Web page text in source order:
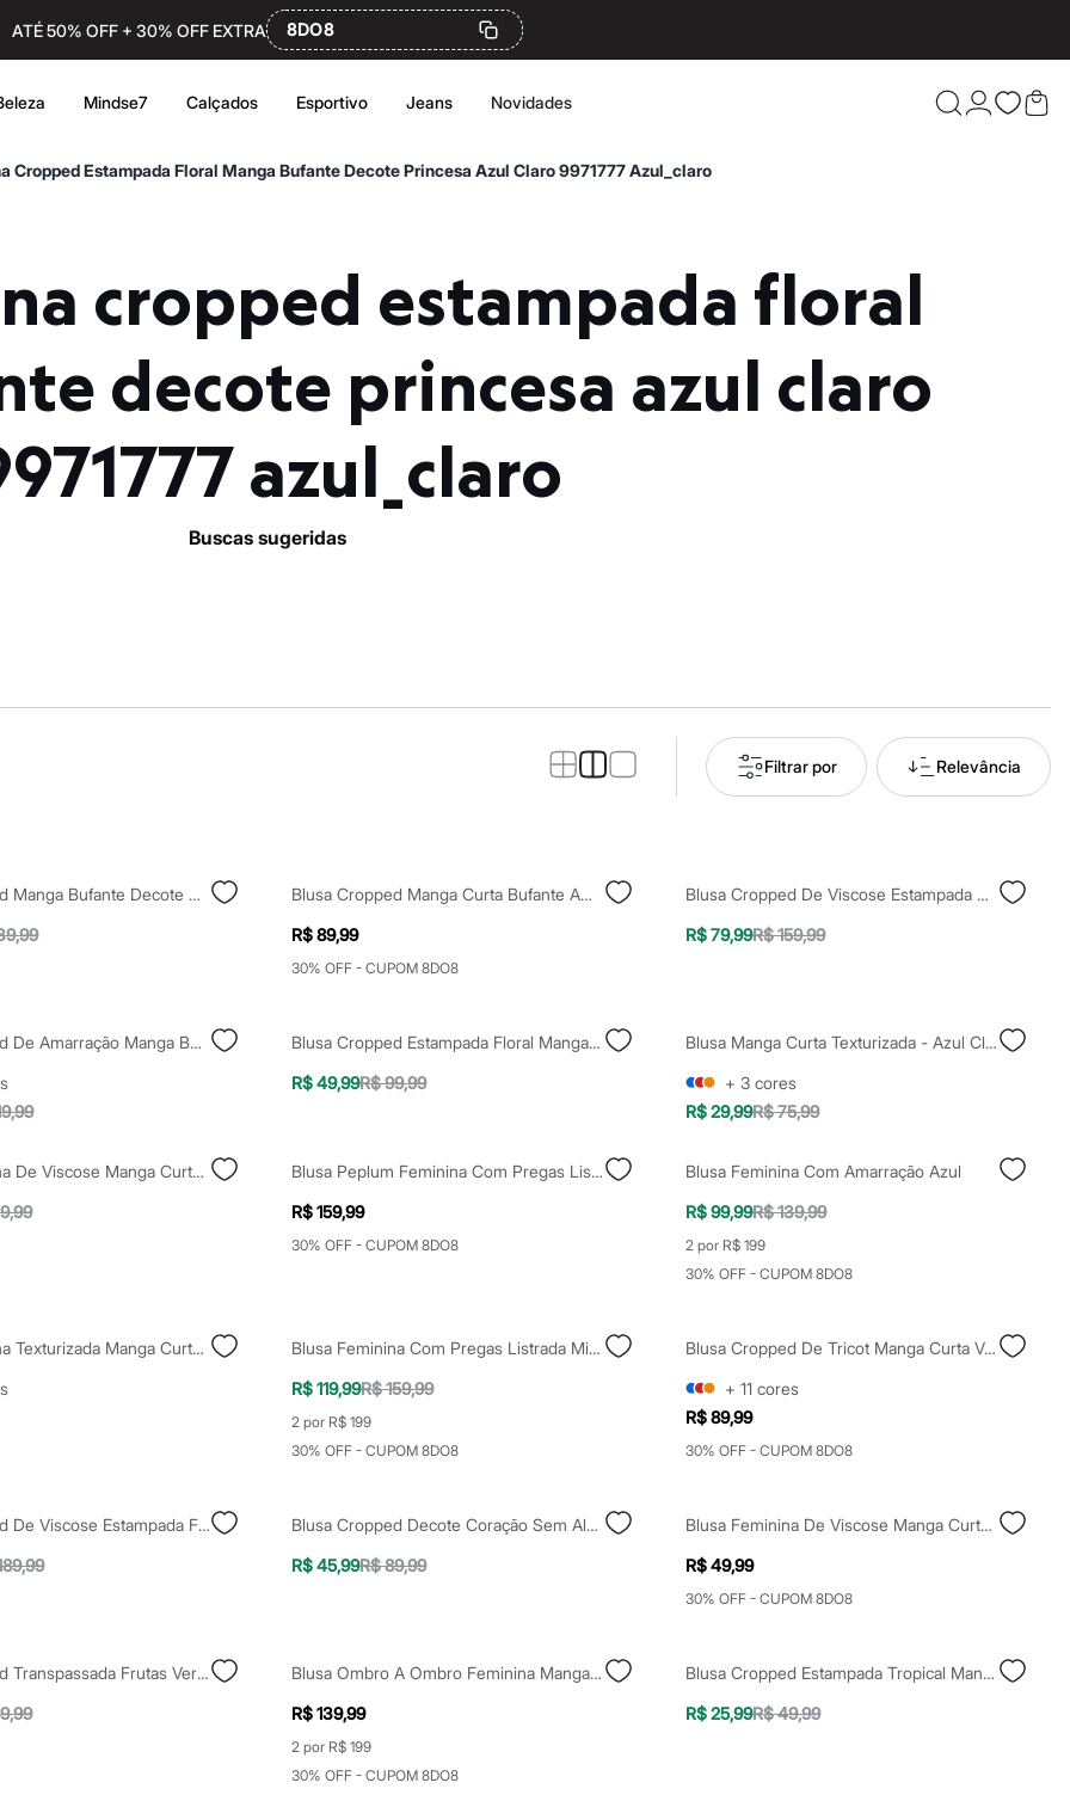
ATÉ 50% OFF + 30% OFF EXTRA 8DO8
Mindse7 Calçados Esportivo Jeans Novidades
Confira
Cropped Estampada Floral Manga Bufante Decote Princesa Azul Claro 9971777 Azul_claro
decote princesa azul claro
azul_claro
buscas sugeridas
Filtrar por Relevância
Blusa Cropped Manga Bufante Decote V Com Renda Azul Claro
Blusa Cropped Manga Curta Bufante Amarelo
R$ 89,99
30% OFF - CUPOM 8DO8
Blusa Cropped De Viscose Estampada Animal Print Manga Bufante Decote Princesa Além Dos Mares Salvador Preta Gil Marrom
R$ 79,99R$ 159,99
Blusa Cropped De Amarração Manga Bufante Decote V Azul Claro
Blusa Cropped Estampada Floral Manga Bufante Decote Reto Verde
R$ 49,99R$ 99,99
Blusa Manga Curta Texturizada - Azul Claro
+ 3 cores
R$ 29,99R$ 75,99
Blusa Feminina De Viscose Manga Curta Floral Verde
Blusa Peplum Feminina Com Pregas Listrada Mindset Azul
R$ 159,99
30% OFF - CUPOM 8DO8
Blusa Feminina Com Amarração Azul
R$ 99,99R$ 139,99
2 por R$ 199
30% OFF - CUPOM 8DO8
Blusa Feminina Texturizada Manga Curta Azul
Blusa Feminina Com Pregas Listrada Mindset Azul
R$ 119,99R$ 159,99
2 por R$ 199
30% OFF - CUPOM 8DO8
Blusa Cropped De Tricot Manga Curta Vermelho - Azul Claro
+ 11 cores
R$ 89,99
30% OFF - CUPOM 8DO8
Blusa Cropped De Viscose Estampada Flor De Jambo Manga Curta Decote V Além Dos Mares Salvador Preta Gil Bege
Blusa Cropped Decote Coração Sem Alça Com Brilho Preta
R$ 45,99R$ 89,99
Blusa Feminina De Viscose Manga Curta Floral Preta
R$ 49,99
30% OFF - CUPOM 8DO8
Blusa Cropped Transpassada Frutas Verde Claro
Blusa Ombro A Ombro Feminina Manga Bufante Floral Off White
R$ 139,99
2 por R$ 199
30% OFF - CUPOM 8DO8
Blusa Cropped Estampada Tropical Manga Bufante Decote Reto Laranja
R$ 25,99R$ 49,99